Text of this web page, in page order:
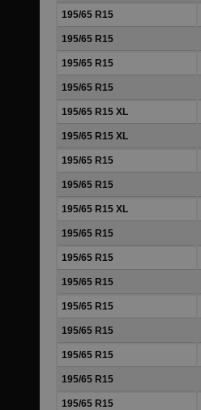
195/65 R15
195/65 R15
195/65 R15
195/65 R15
195/65 R15 XL
195/65 R15 XL
195/65 R15
195/65 R15
195/65 R15 XL
195/65 R15
195/65 R15
195/65 R15
195/65 R15
195/65 R15
195/65 R15
195/65 R15
195/65 R15